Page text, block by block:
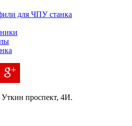
для ЧПУ станка
Уткин проспект, 4И.